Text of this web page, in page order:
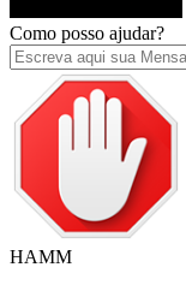
Como posso ajudar?
HAMM